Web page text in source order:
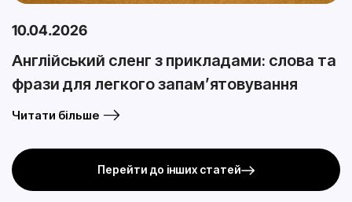
10.04.2026
Англійський сленг з прикладами: слова та
фрази для легкого запам’ятовування
Читати більше
Перейти до інших статей